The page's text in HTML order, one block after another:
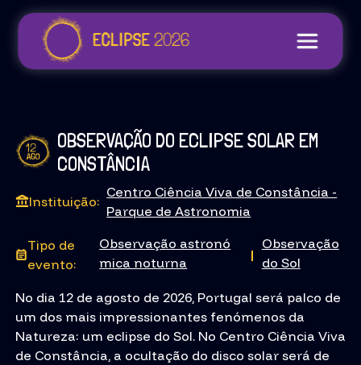
OBSERVAÇÃO DO ECLIPSE SOLAR EM
CONSTÂNCIA
Instituição:
Centro Ciência Viva de Constância -
Parque de Astronomia
Tipo de
evento:
Observação astronó
mica noturna
|
Observação
do Sol
No dia 12 de agosto de 2026, Portugal será palco de
um dos mais impressionantes fenómenos da
Natureza: um eclipse do Sol. No Centro Ciência Viva
de Constância, a ocultação do disco solar será de